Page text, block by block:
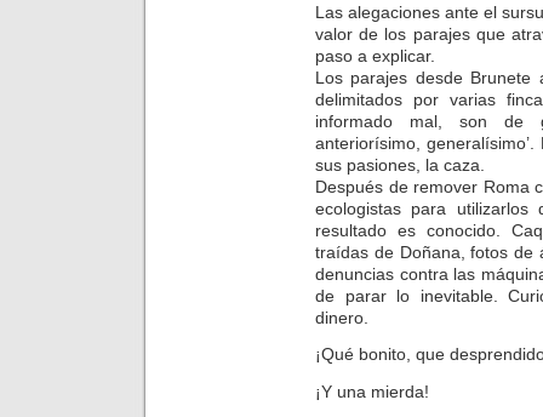
Las alegaciones ante el
valor de los parajes que
paso a explicar.
Los parajes desde
delimitados por varias
informado mal, son de
anteriorísimo,
sus pasiones, la caza.
Después de remover Roma
ecologistas para
resultado es conocido.
traídas de Doñana, fotos de
denuncias contra las
de parar lo inevitable.
dinero.
¡Qué bonito, que
¡Y una mierda!